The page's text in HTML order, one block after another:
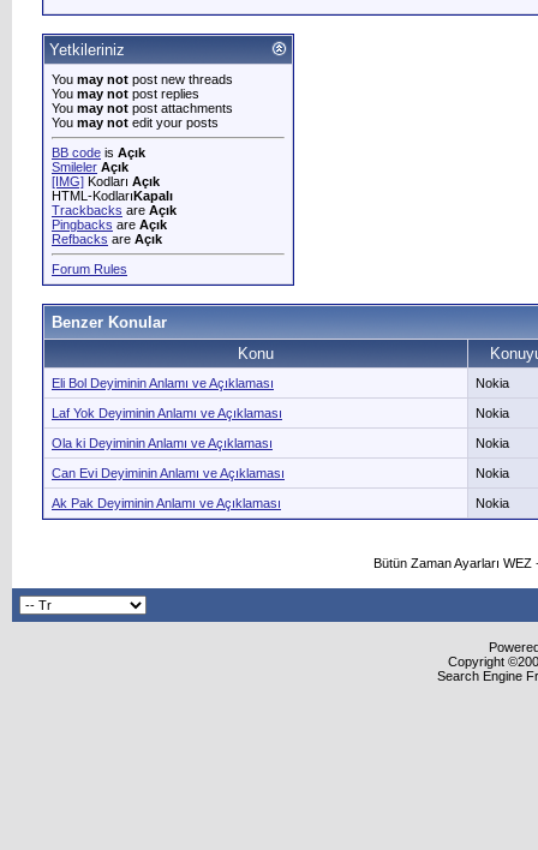
Yetkileriniz
You may not post new threads
You may not post replies
You may not post attachments
You may not edit your posts
BB code is Açık
Smileler Açık
[IMG] Kodları Açık
HTML-KodlarıKapalı
Trackbacks are Açık
Pingbacks are Açık
Refbacks are Açık
Forum Rules
Benzer Konular
Konu
Eli Bol Deyiminin Anlamı ve Açıklaması Nokia
Laf Yok Deyiminin Anlamı ve Açıklaması Nokia
Ola ki Deyiminin Anlamı ve Açıklaması Nokia
Can Evi Deyiminin Anlamı ve Açıklaması Nokia
Ak Pak Deyiminin Anlamı ve Açıklaması Nokia
Bütün Zaman Ayarları
Copyright
Search Engine